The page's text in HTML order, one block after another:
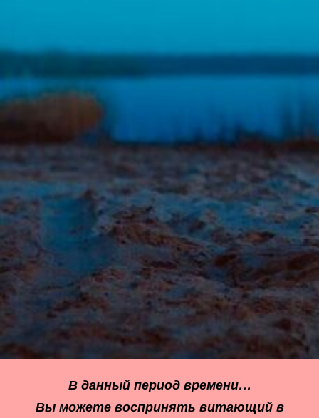
В данный период времени…
Вы можете воспринять витающий в